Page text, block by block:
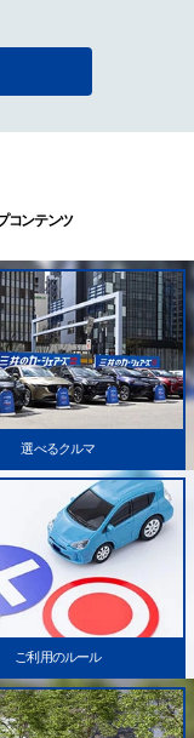
コンテンツ
選べるクルマ
ご利用のルール